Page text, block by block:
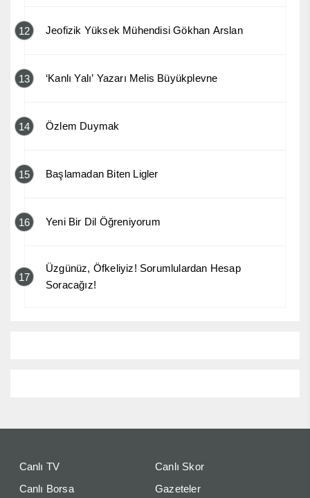
12 Jeofizik Yüksek Mühendisi Gökhan Arslan
13 ‘Kanlı Yalı’ Yazarı Melis Büyükplevne
14 Özlem Duymak
15 Başlamadan Biten Ligler
16 Yeni Bir Dil Öğreniyorum
17
Üzgünüz, Öfkeliyiz! Sorumlulardan Hesap
Soracağız!
Canlı TV
Canlı Skor
Canlı Borsa
Gazeteler